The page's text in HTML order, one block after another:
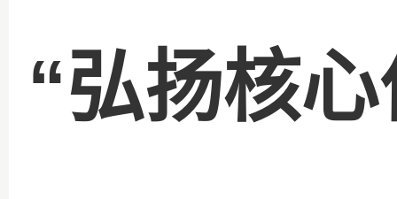
文
“弘扬核